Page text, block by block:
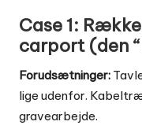
Case 1:
carport (den
Forudsætninger:
lige udenfor.
gravearbejde.